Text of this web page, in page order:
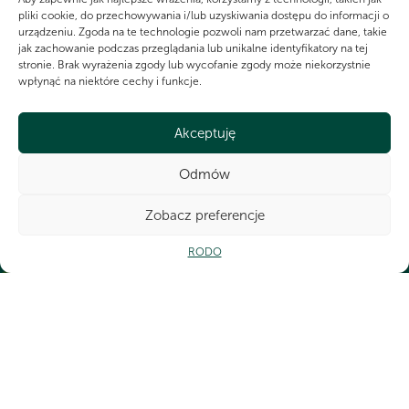
pliki cookie, do przechowywania i/lub uzyskiwania dostępu do informacji o
urządzeniu. Zgoda na te technologie pozwoli nam przetwarzać dane, takie
jak zachowanie podczas przeglądania lub unikalne identyfikatory na tej
stronie. Brak wyrażenia zgody lub wycofanie zgody może niekorzystnie
wpłynąć na niektóre cechy i funkcje.
Akceptuję
Odmów
Zobacz preferencje
RODO
WSPÓLNIE DLA HARCERSKIEJ MISJI
Twoje wsparcie, nasza
siła!
Numer KRS do dobrowolnego przekazania 1,5%
dla Chorągwi Wielkopolskiej ZHP